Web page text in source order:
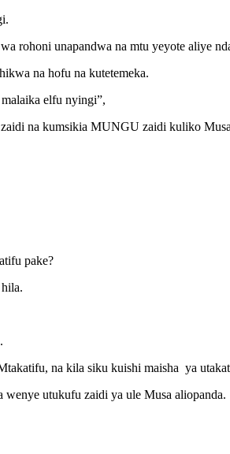
rohoni unapandwa na mtu yeyote aliye
na hofu na kutetemeka.
elfu nyingi”,
na kumsikia MUNGU zaidi kuliko
pake?
na kila siku kuishi maisha ya
utukufu zaidi ya ule Musa aliopanda.